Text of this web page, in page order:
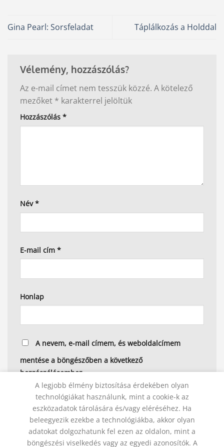
Gina Pearl: Sorsfeladat Táplálkozás a Holddal
Vélemény, hozzászólás?
Az e-mail címet nem tesszük közzé. A kötelező
mezőket * karakterrel jelöltük
Hozzászólás *
Név*
E-mail cím *
Honlap
A nevem, e-mail címem, és weboldalcímem
mentése a böngészőben a következő
hozzászólásomhoz.
Alternative:
A legjobb élmény biztosítása érdekében olyan
technológiákat használunk, mint a cookie-k az
eszközadatok tárolására és/vagy eléréséhez. Ha
beleegyezik ezekbe a technológiákba, akkor olyan
adatokat dolgozhatunk fel ezen az oldalon, mint a
böngészési viselkedés vagy az egyedi azonosítók. A